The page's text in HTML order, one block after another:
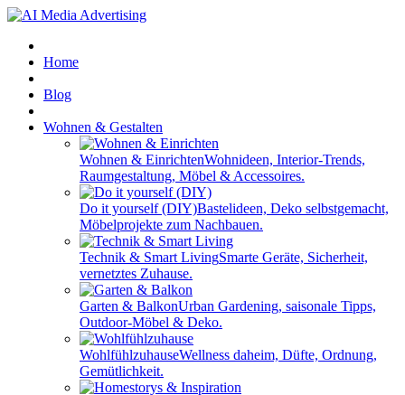
Home
Blog
Wohnen & Gestalten
Wohnen & EinrichtenWohnideen, Interior-Trends,
Raumgestaltung, Möbel & Accessoires.
Do it yourself (DIY)Bastelideen, Deko selbstgemacht,
Möbelprojekte zum Nachbauen.
Technik & Smart LivingSmarte Geräte, Sicherheit,
vernetztes Zuhause.
Garten & BalkonUrban Gardening, saisonale Tipps,
Outdoor-Möbel & Deko.
WohlfühlzuhauseWellness daheim, Düfte, Ordnung,
Gemütlichkeit.